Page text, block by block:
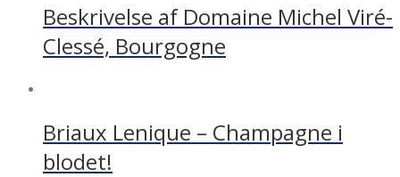
Beskrivelse af Domaine Michel Viré-
Clessé, Bourgogne
Briaux Lenique – Champagne i
blodet!